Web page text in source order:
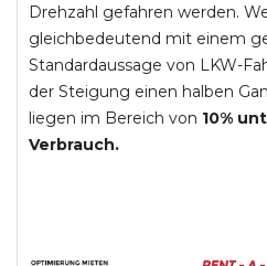
Drehzahl gefahren werden.
gleichbedeutend mit einem
Standardaussage von LKW-
der Steigung einen halben
liegen im Bereich von 10%
Verbrauch.